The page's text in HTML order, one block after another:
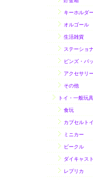
キーホルダー
オルゴール
生活雑貨
ステーショ
ビンズ・バ
アクセサリー
その他
トイ・一般玩具
食玩
カプセルトイ
ミニカー
ビークル
ダイキャス
レプリカ